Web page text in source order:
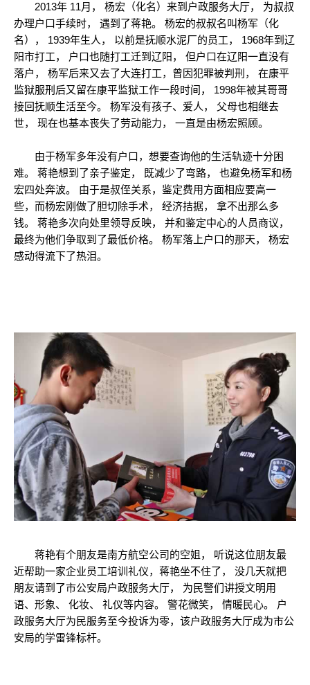
2013年 11月， 杨宏（化名）来到户政服务大厅， 为叔叔
办理户口手续时， 遇到了蒋艳。 杨宏的叔叔名叫杨军（化
名）， 1939年生人， 以前是抚顺水泥厂的员工， 1968年到辽
阳市打工， 户口也随打工迁到辽阳， 但户口在辽阳一直没有
落户， 杨军后来又去了大连打工，曾因犯罪被判刑， 在康平
监狱服刑后又留在康平监狱工作一段时间， 1998年被其哥哥
接回抚顺生活至今。 杨军没有孩子、爱人， 父母也相继去
世， 现在也基本丧失了劳动能力， 一直是由杨宏照顾。
由于杨军多年没有户口，想要查询他的生活轨迹十分困
难。 蒋艳想到了亲子鉴定， 既减少了弯路， 也避免杨军和杨
宏四处奔波。 由于是叔侄关系，鉴定费用方面相应要高一
些，而杨宏刚做了胆切除手术， 经济拮据， 拿不出那么多
钱。 蒋艳多次向处里领导反映， 并和鉴定中心的人员商议，
最终为他们争取到了最低价格。 杨军落上户口的那天， 杨宏
感动得流下了热泪。
蒋艳有个朋友是南方航空公司的空姐， 听说这位朋友最
近帮助一家企业员工培训礼仪，蒋艳坐不住了， 没几天就把
朋友请到了市公安局户政服务大厅， 为民警们讲授文明用
语、形象、 化妆、 礼仪等内容。 警花微笑， 情暖民心。 户
政服务大厅为民服务至今投诉为零，该户政服务大厅成为市公
安局的学雷锋标杆。